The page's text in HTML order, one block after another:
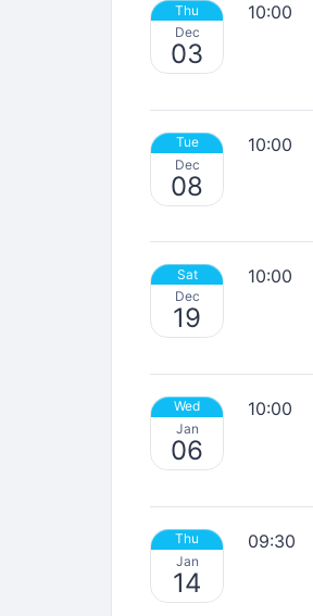
Thu
Dec
03
10:00
Tue
Dec
08
10:00
Sat
Dec
19
10:00
Wed
Jan
06
10:00
Thu
Jan
14
09:30